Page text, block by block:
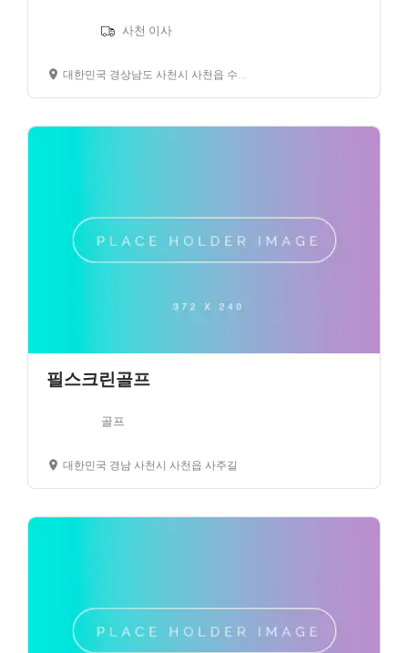
사천 이사
대한민국 경상남도 사천시 사천읍 수석리 경남은행 사천지점
필스크린골프
골프
대한민국 경남 사천시 사천읍 사주길